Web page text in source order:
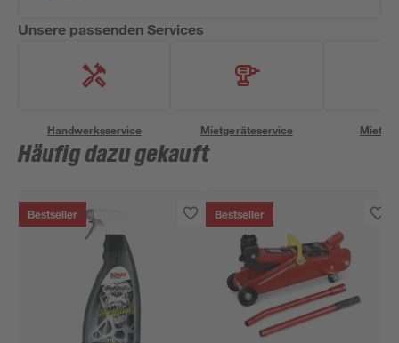
Unsere passenden Services
Handwerksservice Mietgeräteservice
Häufig dazu gekauft
Bestseller Bestseller